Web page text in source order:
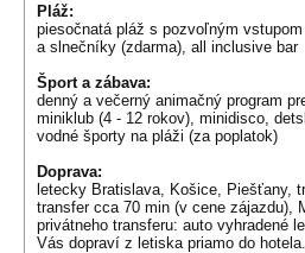
Pláž:
piesočnatá pláž s pozvoľným
a slnečníky (zdarma), all inclusive bar
Šport a zábava:
denný a večerný animačný program
miniklub (4 - 12 rokov), minidisco,
vodné športy na pláži (za poplatok)
Doprava:
letecky Bratislava, Košice, Piešťany,
transfer cca 70 min (v cene zájazdu),
privátneho transferu: auto vyhradené
Vás dopraví z letiska priamo do hotela.